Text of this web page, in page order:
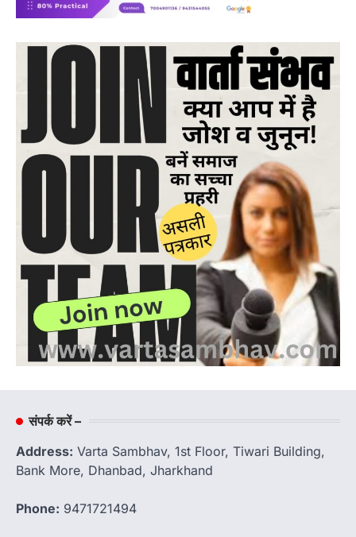
संपर्क करें –
Address: Varta Sambhav, 1st Floor, Tiwari Building,
Bank More, Dhanbad, Jharkhand
Phone: 9471721494